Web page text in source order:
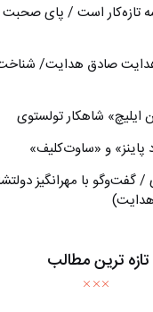
تازه‌كار است / پای صحبت
صادق هدایت/
ايليچ» شاهکار تولستوی
پاینز» و «ساوت‌کلیف»
گفت‌وگو با مهرانگيز
تازه ترین مطالب